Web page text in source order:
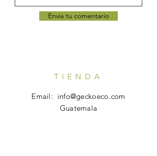
Envia tu comentario
TIENDA
Email: info@geckoeco.com
Guatemala